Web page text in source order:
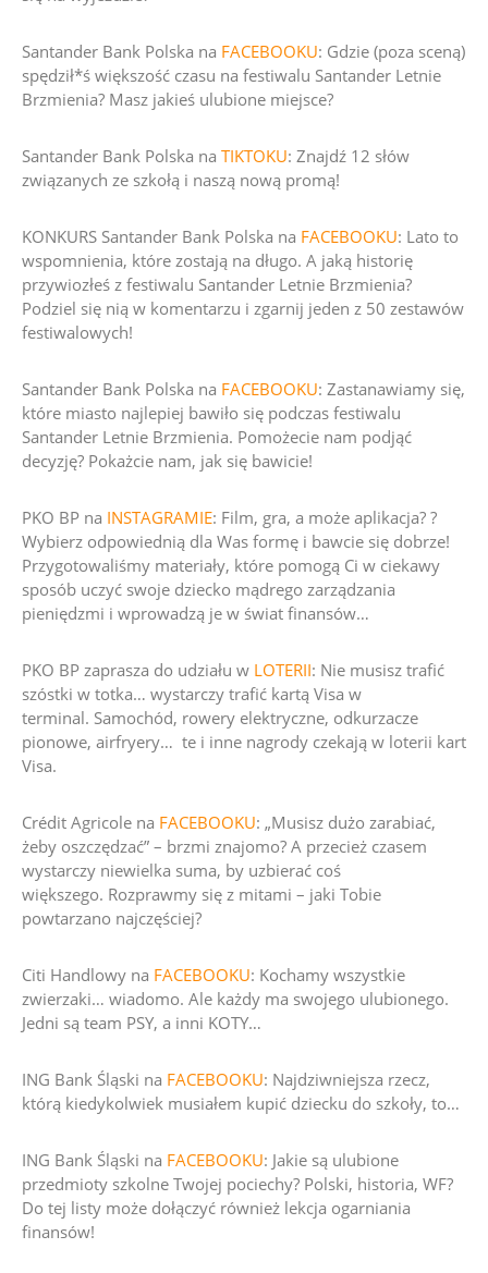
Santander Bank Polska na FACEBOOKU: Gdzie (poza sceną)
spędził*ś większość czasu na festiwalu Santander Letnie
Brzmienia? Masz jakieś ulubione miejsce?
Santander Bank Polska na TIKTOKU: Znajdź 12 słów
związanych ze szkołą i naszą nową promą!
KONKURS Santander Bank Polska na FACEBOOKU: Lato to
wspomnienia, które zostają na długo. A jaką historię
przywiozłeś z festiwalu Santander Letnie Brzmienia?
Podziel się nią w komentarzu i zgarnij jeden z 50 zestawów
festiwalowych!
Santander Bank Polska na FACEBOOKU: Zastanawiamy się,
które miasto najlepiej bawiło się podczas festiwalu
Santander Letnie Brzmienia. Pomożecie nam podjąć
decyzję? Pokażcie nam, jak się bawicie!
PKO BP na INSTAGRAMIE: Film, gra, a może aplikacja? ?
Wybierz odpowiednią dla Was formę i bawcie się dobrze!
Przygotowaliśmy materiały, które pomogą Ci w ciekawy
sposób uczyć swoje dziecko mądrego zarządzania
pieniędzmi i wprowadzą je w świat finansów…
PKO BP zaprasza do udziału w LOTERII: Nie musisz trafić
szóstki w totka… wystarczy trafić kartą Visa w
terminal. Samochód, rowery elektryczne, odkurzacze
pionowe, airfryery… te i inne nagrody czekają w loterii kart
Visa.
Crédit Agricole na FACEBOOKU: „Musisz dużo zarabiać,
żeby oszczędzać” – brzmi znajomo? A przecież czasem
wystarczy niewielka suma, by uzbierać coś
większego. Rozprawmy się z mitami – jaki Tobie
powtarzano najczęściej?
Citi Handlowy na FACEBOOKU: Kochamy wszystkie
zwierzaki… wiadomo. Ale każdy ma swojego ulubionego.
Jedni są team PSY, a inni KOTY…
ING Bank Śląski na FACEBOOKU: Najdziwniejsza rzecz,
którą kiedykolwiek musiałem kupić dziecku do szkoły, to…
ING Bank Śląski na FACEBOOKU: Jakie są ulubione
przedmioty szkolne Twojej pociechy? Polski, historia, WF?
Do tej listy może dołączyć również lekcja ogarniania
finansów!